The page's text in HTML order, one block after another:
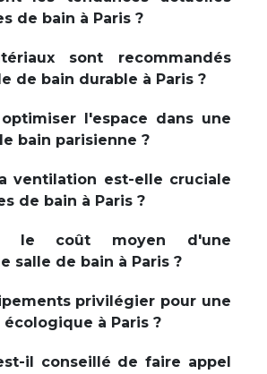
de bain à Paris ?
sont recommandés
de bain durable à Paris ?
l'espace dans une
bain parisienne ?
ventilation est-elle cruciale
de bain à Paris ?
le coût moyen d'une
salle de bain à Paris ?
privilégier pour une
à Paris ?
il conseillé de faire appel